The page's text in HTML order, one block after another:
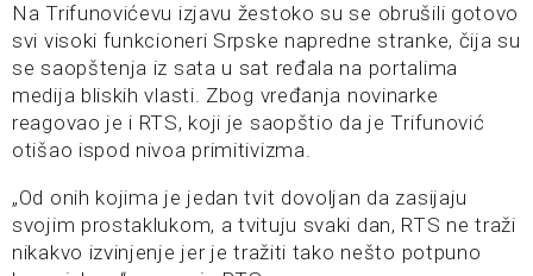
Na Trifunovićevu izjavu žestoko su se obrušili gotovo
svi visoki funkcioneri Srpske napredne stranke, čija su
se saopštenja iz sata u sat ređala na portalima
medija bliskih vlasti. Zbog vređanja novinarke
reagovao je i RTS, koji je saopštio da je Trifunović
otišao ispod nivoa primitivizma.
„Od onih kojima je jedan tvit dovoljan da zasijaju
svojim prostaklukom, a tvituju svaki dan, RTS ne traži
nikakvo izvinjenje jer je tražiti tako nešto potpuno